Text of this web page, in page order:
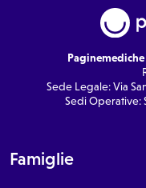
Paginemediche
Sede Legale: Via
Sedi Operative:
Famiglie